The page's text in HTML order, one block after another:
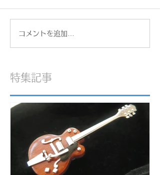
合同展『ねこぱ！』
コメントを追加…
特集記事